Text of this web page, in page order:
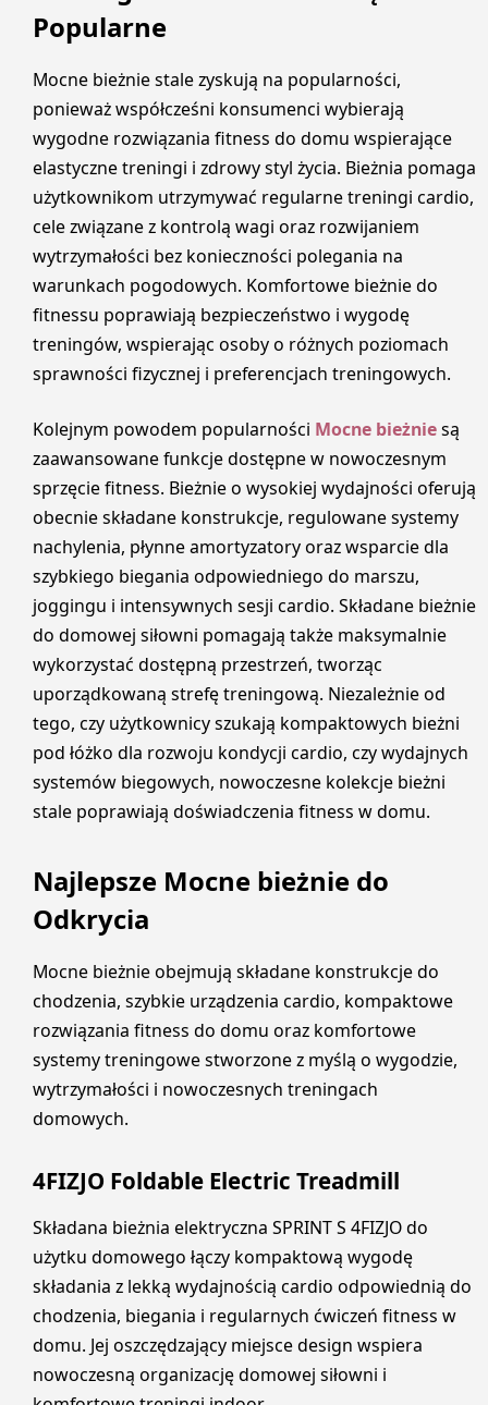
Popularne
Mocne bieżnie stale zyskują na popularności,
ponieważ współcześni konsumenci wybierają
wygodne rozwiązania fitness do domu wspierające
elastyczne treningi i zdrowy styl życia. Bieżnia pomaga
użytkownikom utrzymywać regularne treningi cardio,
cele związane z kontrolą wagi oraz rozwijaniem
wytrzymałości bez konieczności polegania na
warunkach pogodowych. Komfortowe bieżnie do
fitnessu poprawiają bezpieczeństwo i wygodę
treningów, wspierając osoby o różnych poziomach
sprawności fizycznej i preferencjach treningowych.
Kolejnym powodem popularności Mocne bieżniesą
zaawansowane funkcje dostępne w nowoczesnym
sprzęcie fitness. Bieżnie o wysokiej wydajności oferują
obecnie składane konstrukcje, regulowane systemy
nachylenia, płynne amortyzatory oraz wsparcie dla
szybkiego biegania odpowiedniego do marszu,
joggingu i intensywnych sesji cardio. Składane bieżnie
do domowej siłowni pomagają także maksymalnie
wykorzystać dostępną przestrzeń, tworząc
uporządkowaną strefę treningową. Niezależnie od
tego, czy użytkownicy szukają kompaktowych bieżni
pod łóżko dla rozwoju kondycji cardio, czy wydajnych
systemów biegowych, nowoczesne kolekcje bieżni
stale poprawiają doświadczenia fitness w domu.
Najlepsze Mocne bieżnie do
Odkrycia
Mocne bieżnie obejmują składane konstrukcje do
chodzenia, szybkie urządzenia cardio, kompaktowe
rozwiązania fitness do domu oraz komfortowe
systemy treningowe stworzone z myślą o wygodzie,
wytrzymałości i nowoczesnych treningach
domowych.
4FIZJO Foldable Electric Treadmill
Składana bieżnia elektryczna SPRINT S 4FIZJO do
użytku domowego łączy kompaktową wygodę
składania z lekką wydajnością cardio odpowiednią do
chodzenia, biegania i regularnych ćwiczeń fitness w
domu. Jej oszczędzający miejsce design wspiera
nowoczesną organizację domowej siłowni i